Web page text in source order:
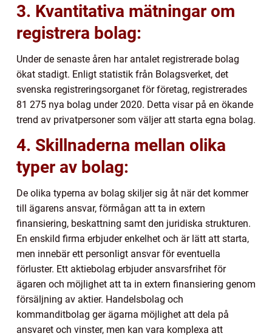
3. Kvantitativa mätningar om
registrera bolag:
Under de senaste åren har antalet registrerade bolag
ökat stadigt. Enligt statistik från Bolagsverket, det
svenska registreringsorganet för företag, registrerades
81 275 nya bolag under 2020. Detta visar på en ökande
trend av privatpersoner som väljer att starta egna bolag.
4. Skillnaderna mellan olika
typer av bolag:
De olika typerna av bolag skiljer sig åt när det kommer
till ägarens ansvar, förmågan att ta in extern
finansiering, beskattning samt den juridiska strukturen.
En enskild firma erbjuder enkelhet och är lätt att starta,
men innebär ett personligt ansvar för eventuella
förluster. Ett aktiebolag erbjuder ansvarsfrihet för
ägaren och möjlighet att ta in extern finansiering genom
försäljning av aktier. Handelsbolag och
kommanditbolag ger ägarna möjlighet att dela på
ansvaret och vinster, men kan vara komplexa att